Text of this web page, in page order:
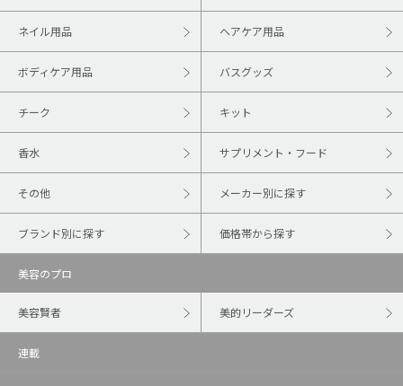
ネイル用品 ヘアケア用品
ボディケア用品 バスグッズ
チーク キット
香水 サプリメント・フード
その他 メーカー別に探す
ブランド別に探す 価格帯から探す
美容のプロ
美容賢者 美的リーダーズ
連載